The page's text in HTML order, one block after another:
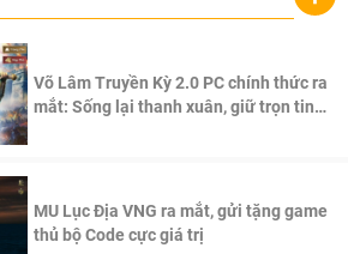
Võ Lâm Truyền Kỳ 2.0 PC chính thức ra
mắt: Sống lại thanh xuân, giữ trọn tinh
MU Lục Địa VNG ra mắt, gửi tặng game
thủ bộ Code cực giá trị